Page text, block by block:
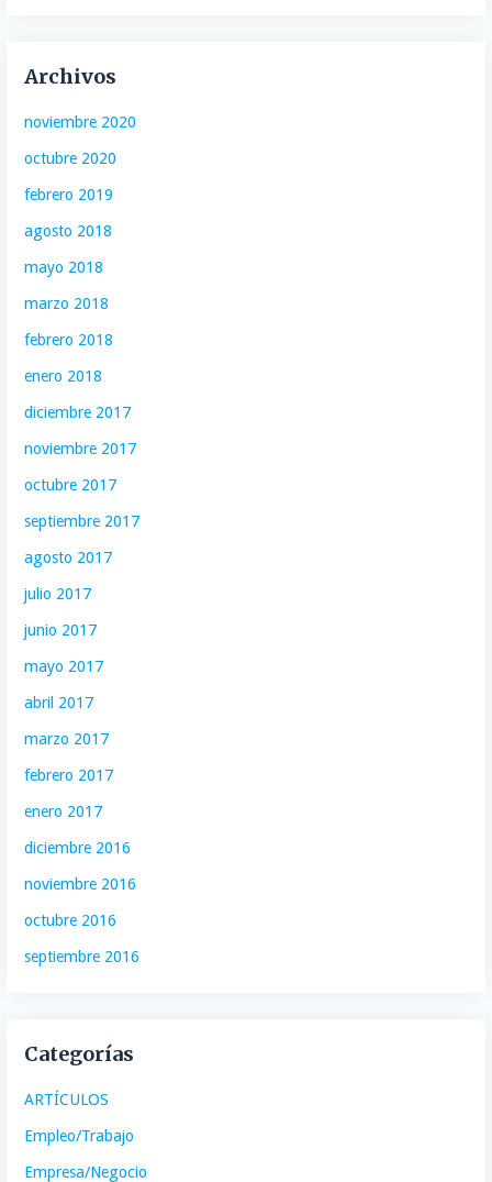
Archivos
noviembre 2020
octubre 2020
febrero 2019
agosto 2018
mayo 2018
marzo 2018
febrero 2018
enero 2018
diciembre 2017
noviembre 2017
octubre 2017
septiembre 2017
agosto 2017
julio 2017
junio 2017
mayo 2017
abril 2017
marzo 2017
febrero 2017
enero 2017
diciembre 2016
noviembre 2016
octubre 2016
septiembre 2016
Categorías
ARTÍCULOS
Empleo/Trabajo
Empresa/Negocio